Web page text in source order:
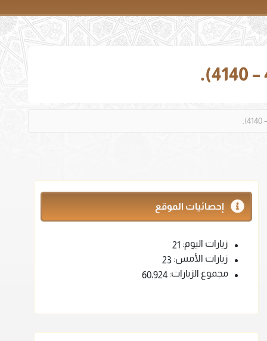
إحصائيات الموقع
زيارات اليوم: 21
زيارات الأمس: 23
مجموع الزيارات: 60٬924